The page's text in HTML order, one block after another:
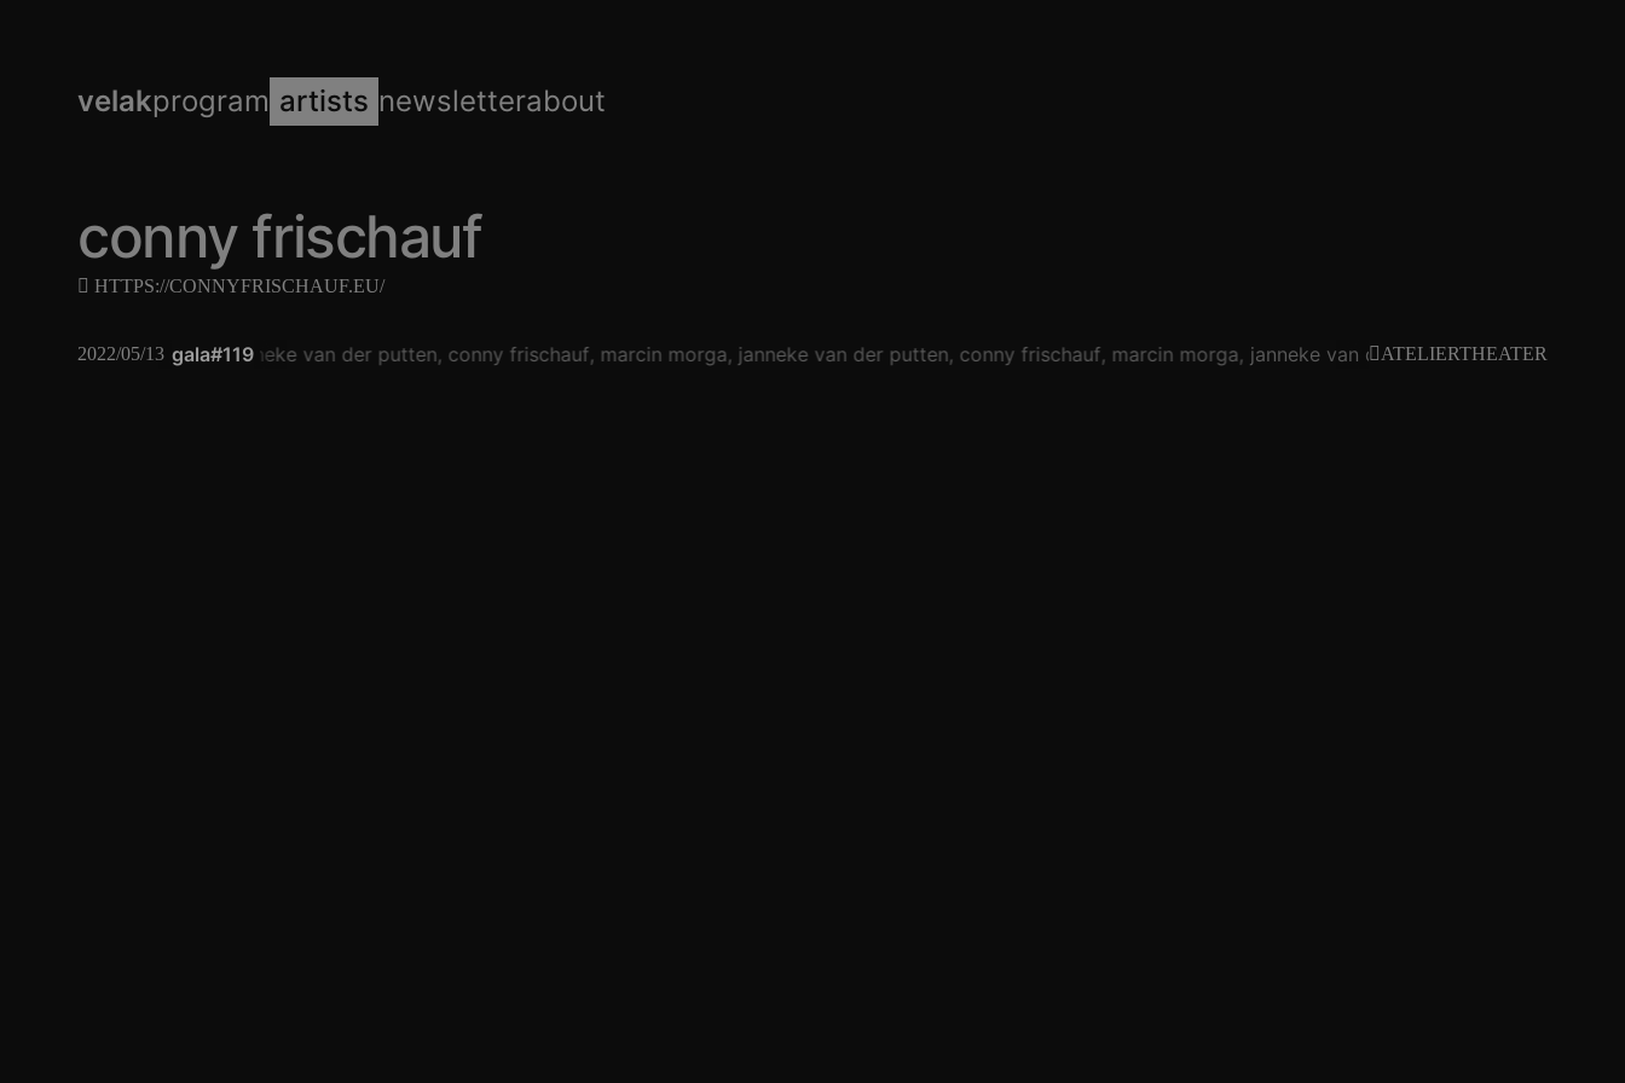
velakprogram artists newsletterabout
conny frischauf
HTTPS://CONNYFRISCHAUF.EU/
gala#119
2022/05/13 ATELIERTHEATER
janneke van der putten conny frischauf marcin morga janneke van der putten conny frischauf marcin morga janneke van der putten conny frischauf